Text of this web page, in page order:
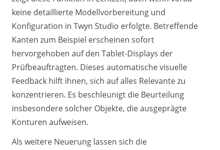
keine detaillierte Modellvorbereitung und
Konfiguration in Twyn Studio erfolgte. Betreffende
Kanten zum Beispiel erscheinen sofort
hervorgehoben auf den Tablet-Displays der
Prüfbeauftragten. Dieses automatische visuelle
Feedback hilft ihnen, sich auf alles Relevante zu
konzentrieren. Es beschleunigt die Beurteilung
insbesondere solcher Objekte, die ausgeprägte
Konturen aufweisen.
Als weitere Neuerung lassen sich die